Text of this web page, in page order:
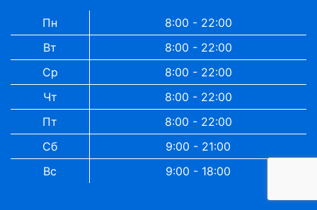
Пн
8:00 - 22:00
Вт
8:00 - 22:00
Ср
8:00 - 22:00
Чт
8:00 - 22:00
Пт
8:00 - 22:00
Сб
9:00 - 21:00
Вс
9:00 - 18:00